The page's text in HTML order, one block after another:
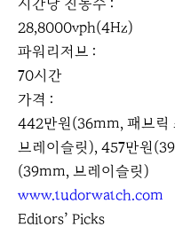
시간당 진동수 :
28,8000vph(4Hz)
파워리저브 :
70시간
가격 :
442만원(36mm, 패브
브레이슬릿), 457만원
(39mm, 브레이슬릿)
www.tudorwatch.com
Editors’ Picks